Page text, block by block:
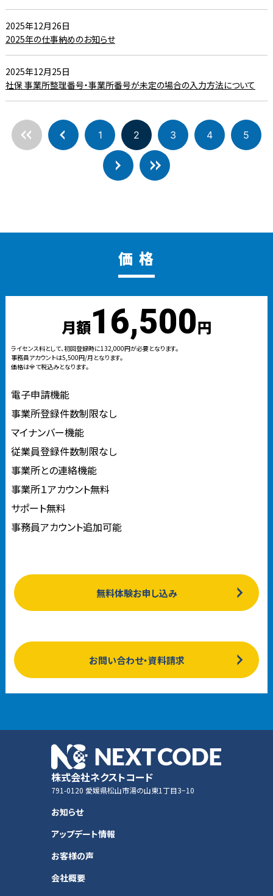
2025年12月26日
2025年の仕事納めのお知らせ
2025年12月25日
社保 事業所整理番号・事業所番号が未定の場合の入力方法について
1 2 3 4 5
価 格
月額16,500円
ライセンス料として、初回登録時に132,000円が必要となります。
事務員アカウントは5,500円/月となります。
価格は全て税込みとなります。
電子申請機能
事業所登録件数制限なし
マイナンバー機能
従業員登録件数制限なし
事業所との連絡機能
事業所１アカウント無料
サポート無料
事務員アカウント追加可能
無料体験お申し込み
お問い合わせ・資料請求
株式会社ネクストコード
791-0120 愛媛県松山市湯の山東1丁目3−10
お知らせ
アップデート情報
お客様の声
会社概要